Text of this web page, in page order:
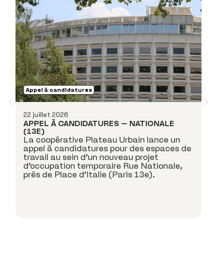
22 juillet 2026
Appel à candidatures
APPEL À CANDIDATURES – NATIONALE
(13E)
La coopérative Plateau Urbain lance un
appel à candidatures pour des espaces de
travail au sein d’un nouveau projet
d’occupation temporaire Rue Nationale,
près de Place d’Italie (Paris 13e).